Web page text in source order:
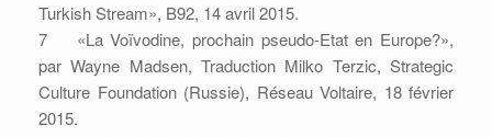
Turkish Stream», B92, 14 avril 2015.
7 «La Voïvodine, prochain pseudo-Etat en Europe?»,
par Wayne Madsen, Traduction Milko Terzic, Strategic
Culture Foundation (Russie), Réseau Voltaire, 18 février
2015.